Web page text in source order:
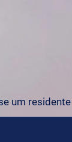
um